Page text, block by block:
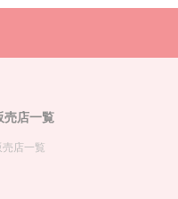
売店一覧
売店一覧